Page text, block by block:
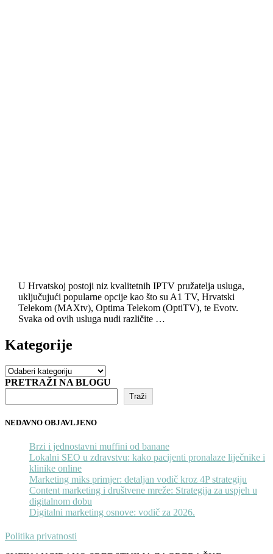
U Hrvatskoj postoji niz kvalitetnih IPTV pružatelja usluga,
uključujući popularne opcije kao što su A1 TV, Hrvatski
Telekom (MAXtv), Optima Telekom (OptiTV), te Evotv.
Svaka od ovih usluga nudi različite …
Kategorije
Kategorije
PRETRAŽI NA BLOGU
Traži
NEDAVNO OBJAVLJENO
Brzi i jednostavni muffini od banane
Lokalni SEO u zdravstvu: kako pacijenti pronalaze liječnike i
klinike online
Marketing miks primjer: detaljan vodič kroz 4P strategiju
Content marketing i društvene mreže: Strategija za uspjeh u
digitalnom dobu
Digitalni marketing osnove: vodič za 2026.
Politika privatnosti